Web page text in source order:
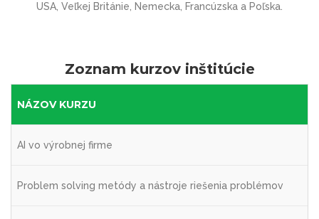
USA, Veľkej Británie, Nemecka, Francúzska a Poľska.
Zoznam kurzov inštitúcie
NÁZOV KURZU
AI vo výrobnej firme
Problem solving metódy a nástroje riešenia problémov